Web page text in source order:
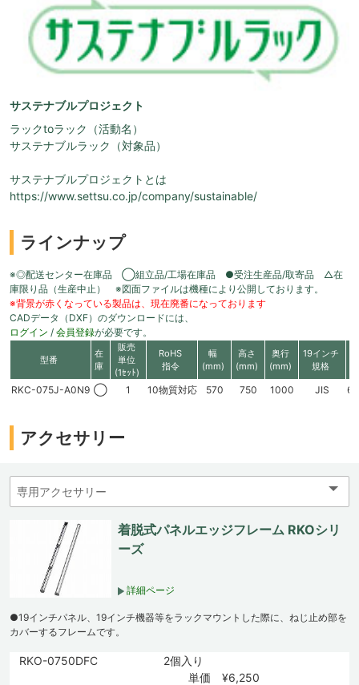
サステナブルプロジェクト
ラックtoラック（活動名）
サステナブルラック（対象品）
サステナブルプロジェクトとは
https://www.settsu.co.jp/company/sustainable/
ラインナップ
※◎配送センター在庫品 ◯組立品/工場在庫品 ●受注生産品/取寄品 △在
庫限り品（生産中止） ※図面ファイルは機種により公開しております。
※背景が赤くなっている製品は、現在廃番になっております
CADデータ（DXF）のダウンロードには、
ログイン / 会員登録が必要です。
型番
在
庫
販売
単位
(1ｾｯﾄ)
RoHS
指令
幅
(mm)
高さ
(mm)
奥行
(mm)
19インチ
規格
RKC-075J-A0N9 ◯ 1 10物質対応 570 750 1000 JIS
アクセサリー
着脱式パネルエッジフレーム RKOシリ
ーズ
詳細ページ
●19インチパネル、19インチ機器等をラックマウントした際に、ねじ止め部を
カバーするフレームです。
RKO-0750DFC
2個入り
単価 ¥6,250